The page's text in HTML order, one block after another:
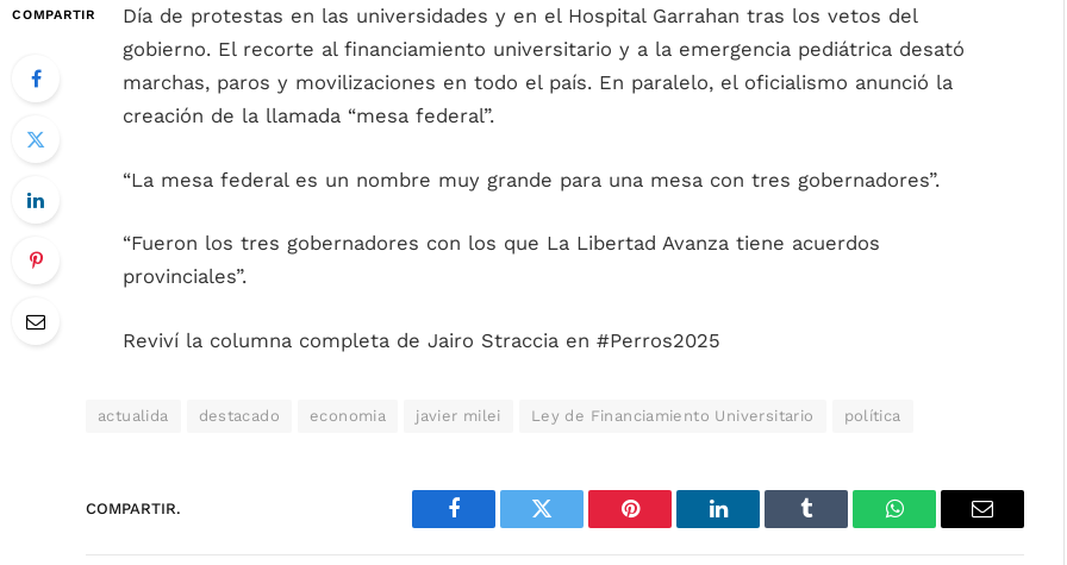
COMPARTIR
Día de protestas en las universidades y en el Hospital Garrahan tras los vetos del
gobierno. El recorte al financiamiento universitario y a la emergencia pediátrica desató
marchas, paros y movilizaciones en todo el país. En paralelo, el oficialismo anunció la
creación de la llamada “mesa federal”.
“La mesa federal es un nombre muy grande para una mesa con tres gobernadores”.
“Fueron los tres gobernadores con los que La Libertad Avanza tiene acuerdos
provinciales”.
Reviví la columna completa de Jairo Straccia en #Perros2025
actualida destacado economia javier milei Ley de Financiamiento Universitario política
COMPARTIR.
Facebook Twitter Pinterest LinkedIn Tumblr WhatsAppEmail